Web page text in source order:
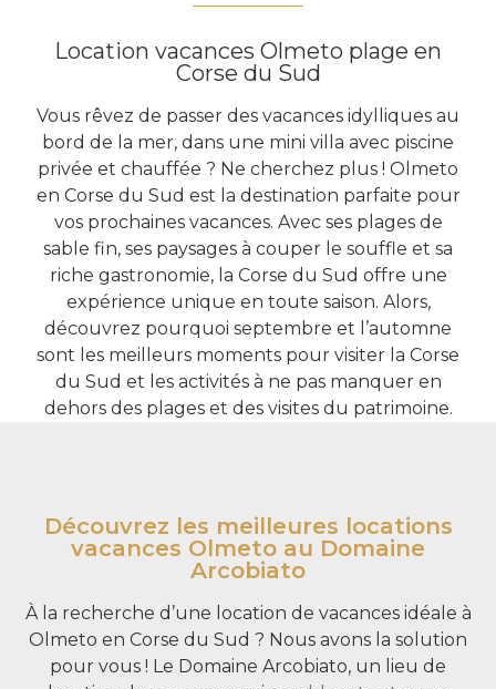
Location vacances Olmeto plage en
Corse du Sud
Vous rêvez de passer des vacances idylliques au
bord de la mer, dans une mini villa avec piscine
privée et chauffée ? Ne cherchez plus ! Olmeto
en Corse du Sud est la destination parfaite pour
vos prochaines vacances. Avec ses plages de
sable fin, ses paysages à couper le souffle et sa
riche gastronomie, la Corse du Sud offre une
expérience unique en toute saison. Alors,
découvrez pourquoi septembre et l’automne
sont les meilleurs moments pour visiter la Corse
du Sud et les activités à ne pas manquer en
dehors des plages et des visites du patrimoine.
Découvrez les meilleures locations
vacances Olmeto au Domaine
Arcobiato
À la recherche d’une location de vacances idéale à
Olmeto en Corse du Sud ? Nous avons la solution
pour vous ! Le Domaine Arcobiato, un lieu de